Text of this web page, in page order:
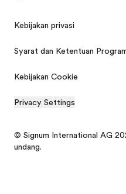
Kebijakan privasi
Syarat dan Ketentuan
Kebijakan Cookie
Privacy Settings
© Signum International AG
undang.